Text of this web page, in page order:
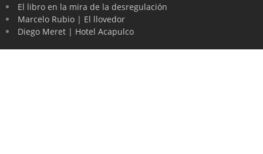
El libro en la mira de la desregulación
Marcelo Rubio | El llovedor
Diego Meret | Hotel Acapulco